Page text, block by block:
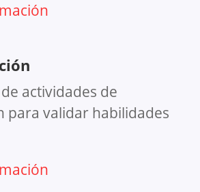
actividades de
para validar habilidades